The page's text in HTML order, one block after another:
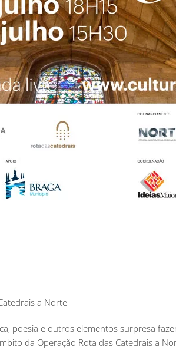
a Norte
poesia e outros elementos surpresa
da Operação Rota das Catedrais a